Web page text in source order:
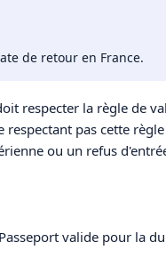
de retour en France.
respecter la règle de
respectant pas cette
ou un refus
valide pour la